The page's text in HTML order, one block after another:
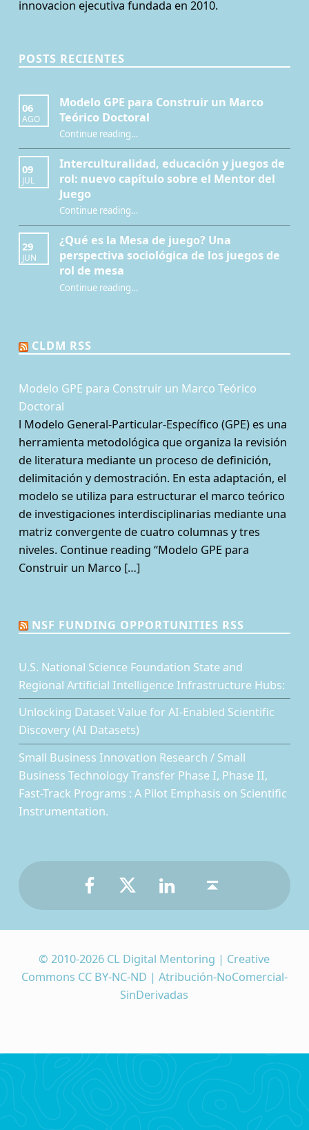
innovacion ejecutiva fundada en 2010.
POSTS RECIENTES
06
AGO
Modelo GPE para Construir un Marco
Teórico Doctoral
Continue reading“Modelo GPE para Construir un Marco Teórico Doctoral”
…
09
JUL
Interculturalidad, educación y juegos de
rol: nuevo capítulo sobre el Mentor del
Juego
Continue reading“Interculturalidad, educación y juegos de rol: nuevo capítulo sobre el Mentor del Juego”
…
29
JUN
¿Qué es la Mesa de juego? Una
perspectiva sociológica de los juegos de
rol de mesa
Continue reading“¿Qué es la Mesa de juego? Una perspectiva sociológica de los juegos de rol de mesa”
…
CLDM RSS
Modelo GPE para Construir un Marco Teórico
Doctoral
l Modelo General-Particular-Específico (GPE) es una
herramienta metodológica que organiza la revisión
de literatura mediante un proceso de definición,
delimitación y demostración. En esta adaptación, el
modelo se utiliza para estructurar el marco teórico
de investigaciones interdisciplinarias mediante una
matriz convergente de cuatro columnas y tres
niveles. Continue reading “Modelo GPE para
Construir un Marco […]
NSF FUNDING OPPORTUNITIES RSS
U.S. National Science Foundation State and
Regional Artificial Intelligence Infrastructure Hubs:
Unlocking Dataset Value for AI-Enabled Scientific
Discovery (AI Datasets)
Small Business Innovation Research / Small
Business Technology Transfer Phase I, Phase II,
Fast-Track Programs : A Pilot Emphasis on Scientific
Instrumentation.
© 2010-2026 CL Digital Mentoring | Creative
Commons CC BY-NC-ND | Atribución-NoComercial-
SinDerivadas